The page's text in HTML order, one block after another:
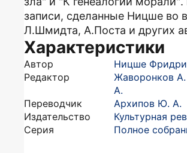
записи, сделанные Ницше во
Л.Шмидта, А.Поста и других
Характеристики
Автор
Ницше
Редактор
Жаворонков А.
А.
Переводчик
Архипов Ю. А.
Издательство
Культурная
Серия
Полное